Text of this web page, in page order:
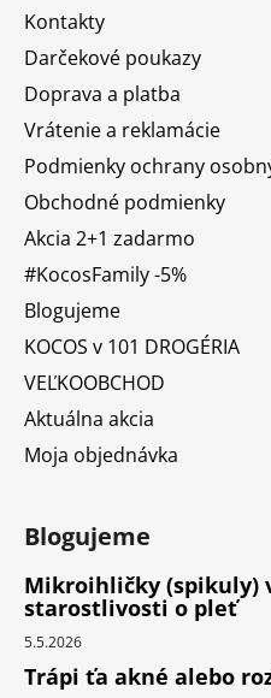
Kontakty
Darčekové poukazy
Doprava a platba
Vrátenie a reklamácie
Podmienky ochrany
Obchodné podmienky
Akcia 2+1 zadarmo
#KocosFamily -5%
Blogujeme
KOCOS v 101 DROGÉRIA
VEĽKOOBCHOD
Aktuálna akcia
Moja objednávka
Blogujeme
Mikroihličky (spikuly)
starostlivosti o pleť
5.5.2026
Trápi ťa akné alebo